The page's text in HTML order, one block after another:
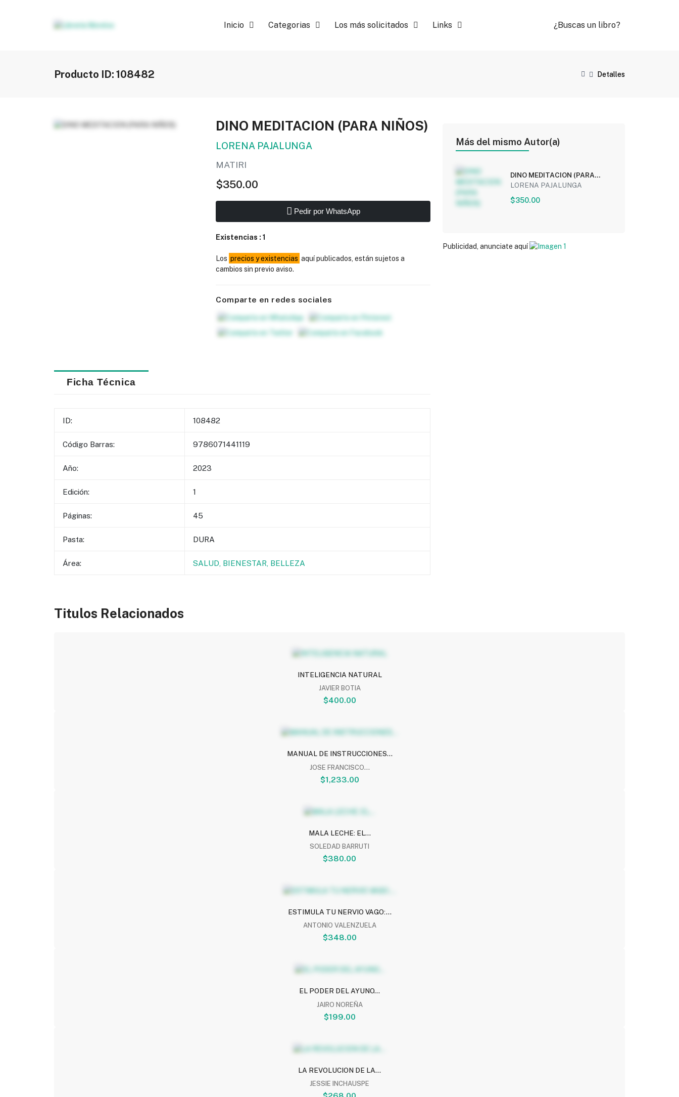
Inicio Categorias Los más solicitados Links ¿Buscas un libro?
Producto ID: 108482 Detalles
DINO MEDITACION (PARA NIÑOS)
LORENA PAJALUNGA
MATIRI
$350.00
Pedir por WhatsApp
Existencias :1
Los precios y existencias aquí publicados, están sujetos a
cambios sin previo aviso.
Comparte en redes sociales
Ficha Técnica
ID: 108482
Código Barras: 9786071441119
Año: 2023
Edición: 1
Páginas: 45
Pasta: DURA
Área: SALUD, BIENESTAR, BELLEZA
Más del mismo Autor(a)
DINO MEDITACION (PARA
NIÑOS)
LORENA PAJALUNGA
$350.00
Publicidad, anunciate aquí
Titulos Relacionados
INTELIGENCIA NATURAL
JAVIER BOTIA
$400.00
MANUAL DE INSTRUCCIONES...
JOSE FRANCISCO...
$1,233.00
MALA LECHE: EL...
SOLEDAD BARRUTI
$380.00
ESTIMULA TU NERVIO VAGO:...
ANTONIO VALENZUELA
$348.00
EL PODER DEL AYUNO...
JAIRO NOREÑA
$199.00
LA REVOLUCION DE LA...
JESSIE INCHAUSPE